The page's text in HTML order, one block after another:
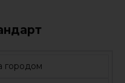
городом